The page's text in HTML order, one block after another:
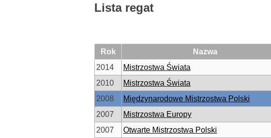
Lista regat
Rok Nazwa
2014
Mistrzostwa Świata
2010
Mistrzostwa Świata
2008
Międzynarodowe Mistrzostwa Polski
2007
Mistrzostwa Europy
2007
Otwarte Mistrzostwa Polski